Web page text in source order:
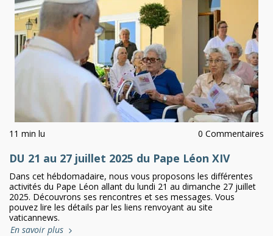
11 min lu 0 Commentaires
DU 21 au 27 juillet 2025 du Pape Léon XIV
Dans cet hébdomadaire, nous vous proposons les différentes
activités du Pape Léon allant du lundi 21 au dimanche 27 juillet
2025. Découvrons ses rencontres et ses messages. Vous
pouvez lire les détails par les liens renvoyant au site
vaticannews.
En savoir plus